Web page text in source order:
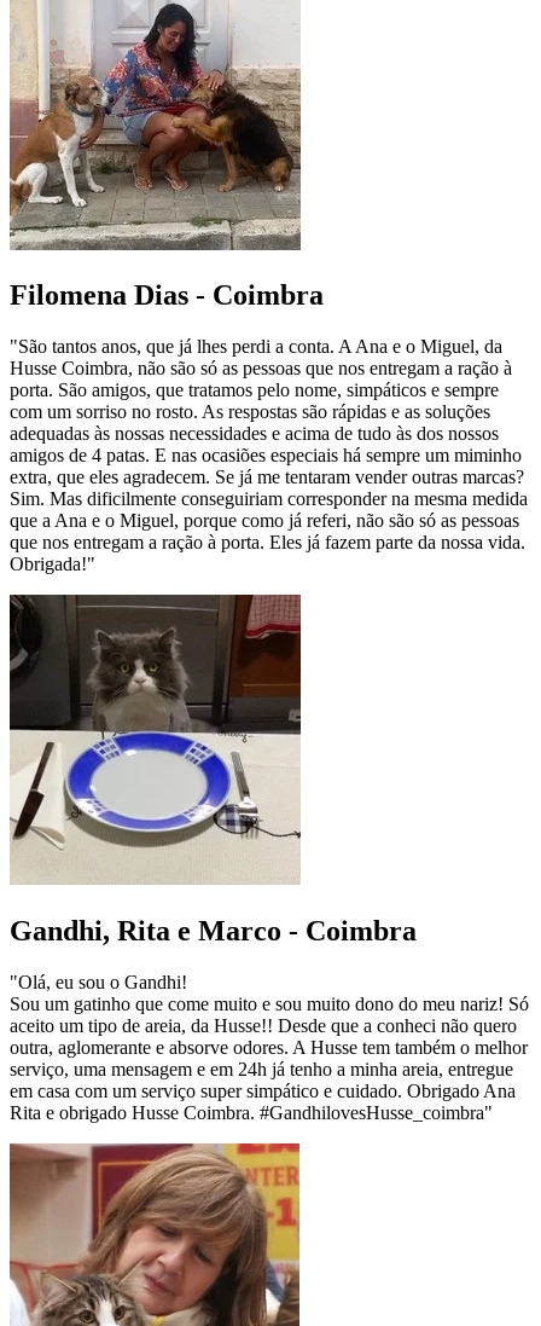
Filomena Dias - Coimbra
"São tantos anos, que já lhes perdi a conta. A Ana e o Miguel, da
Husse Coimbra, não são só as pessoas que nos entregam a ração à
porta. São amigos, que tratamos pelo nome, simpáticos e sempre
com um sorriso no rosto. As respostas são rápidas e as soluções
adequadas às nossas necessidades e acima de tudo às dos nossos
amigos de 4 patas. E nas ocasiões especiais há sempre um miminho
extra, que eles agradecem. Se já me tentaram vender outras marcas?
Sim. Mas dificilmente conseguiriam corresponder na mesma medida
que a Ana e o Miguel, porque como já referi, não são só as pessoas
que nos entregam a ração à porta. Eles já fazem parte da nossa vida.
Obrigada!"
Gandhi, Rita e Marco - Coimbra
"Olá, eu sou o Gandhi!
Sou um gatinho que come muito e sou muito dono do meu nariz! Só
aceito um tipo de areia, da Husse!! Desde que a conheci não quero
outra, aglomerante e absorve odores. A Husse tem também o melhor
serviço, uma mensagem e em 24h já tenho a minha areia, entregue
em casa com um serviço super simpático e cuidado. Obrigado Ana
Rita e obrigado Husse Coimbra. #GandhilovesHusse_coimbra"